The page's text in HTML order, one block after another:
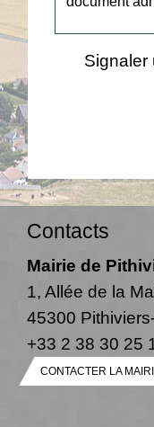
Signaler
Contacts
Mairie de
1, Allée de la
45300
+33 2 38 30 25
CONTACTER LA